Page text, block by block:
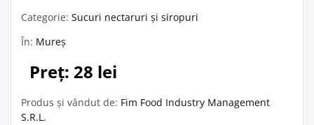
Categorie: Sucuri nectaruri și siropuri
În: Mureș
Preț: 28 lei
Produs și vândut de: Fim Food Industry Management
S.R.L.